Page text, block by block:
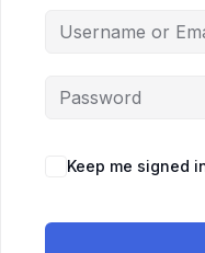
Keep me signed